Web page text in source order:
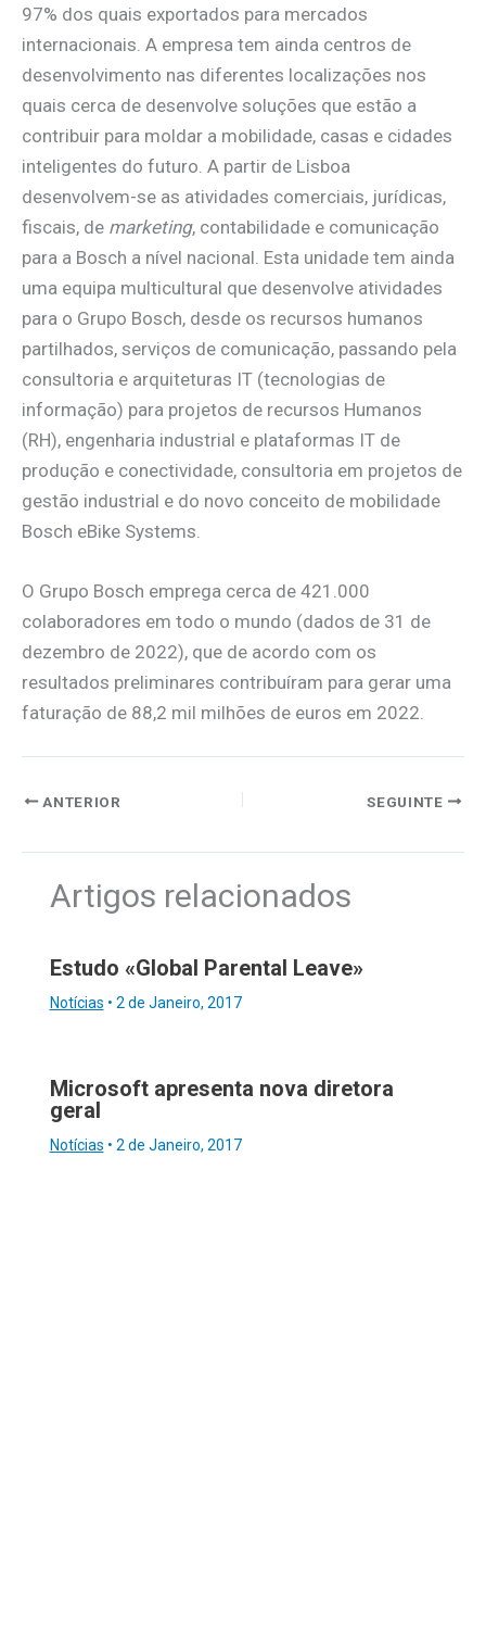
97% dos quais exportados para mercados
internacionais. A empresa tem ainda centros de
desenvolvimento nas diferentes localizações nos
quais cerca de desenvolve soluções que estão a
contribuir para moldar a mobilidade, casas e cidades
inteligentes do futuro. A partir de Lisboa
desenvolvem-se as atividades comerciais, jurídicas,
fiscais, de marketing, contabilidade e comunicação
para a Bosch a nível nacional. Esta unidade tem ainda
uma equipa multicultural que desenvolve atividades
para o Grupo Bosch, desde os recursos humanos
partilhados, serviços de comunicação, passando pela
consultoria e arquiteturas IT (tecnologias de
informação) para projetos de recursos Humanos
(RH), engenharia industrial e plataformas IT de
produção e conectividade, consultoria em projetos de
gestão industrial e do novo conceito de mobilidade
Bosch eBike Systems.
O Grupo Bosch emprega cerca de 421.000
colaboradores em todo o mundo (dados de 31 de
dezembro de 2022), que de acordo com os
resultados preliminares contribuíram para gerar uma
faturação de 88,2 mil milhões de euros em 2022.
ANTERIOR SEGUINTE
Artigos relacionados
Estudo «Global Parental Leave»
Notícias • 2 de Janeiro, 2017
Microsoft apresenta nova diretora
geral
Notícias • 2 de Janeiro, 2017